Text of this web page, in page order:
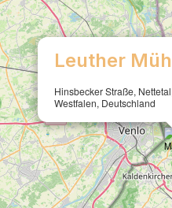
Leuther
Hinsbecker Straße,
Westfalen, Deutschland